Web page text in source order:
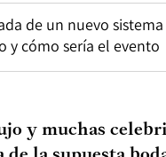
de un nuevo
y cómo sería el evento
y muchas